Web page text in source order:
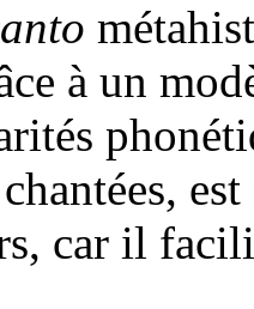
à un
car il